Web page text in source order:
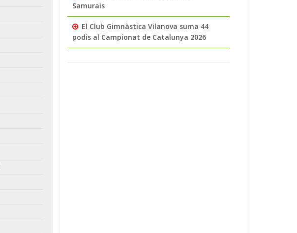
Samurais
El Club Gimnàstica Vilanova suma 44
podis al Campionat de Catalunya 2026